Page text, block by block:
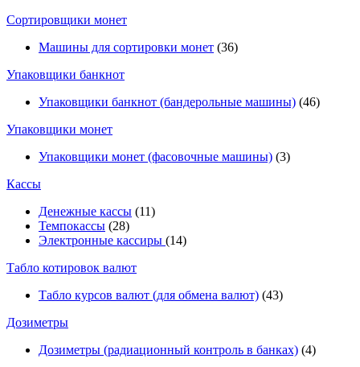
Сортировщики монет
Машины для сортировки монет (36)
Упаковщики банкнот
Упаковщики банкнот (бандерольные машины) (46)
Упаковщики монет
Упаковщики монет (фасовочные машины) (3)
Кассы
Денежные кассы (11)
Темпокассы (28)
Электронные кассиры (14)
Табло котировок валют
Табло курсов валют (для обмена валют) (43)
Дозиметры
Дозиметры (радиационный контроль в банках) (4)